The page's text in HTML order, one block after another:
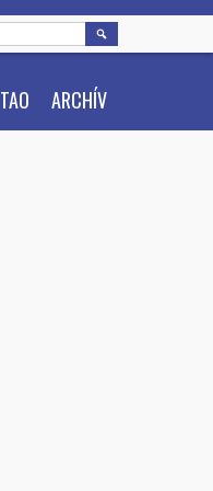
TAO ARCHÍV
KERESÉS: